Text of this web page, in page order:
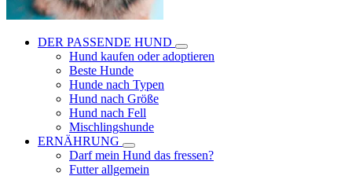
DER PASSENDE HUND
Hund kaufen oder adoptieren
Beste Hunde
Hunde nach Typen
Hund nach Größe
Hund nach Fell
Mischlingshunde
ERNÄHRUNG
Darf mein Hund das fressen?
Futter allgemein